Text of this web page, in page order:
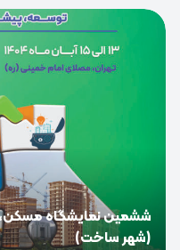
0
ششمین نمایشگاه مسکن،
(شهر ساخت)